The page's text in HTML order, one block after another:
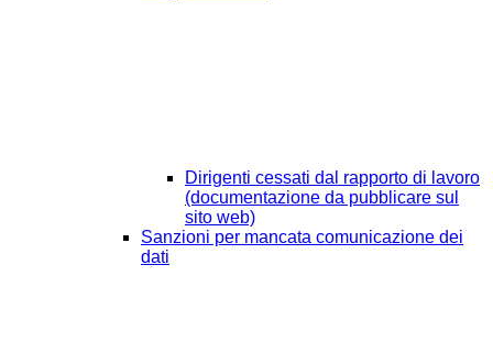
Dirigenti cessati dal rapporto di lavoro
(documentazione da pubblicare sul
sito web)
Sanzioni per mancata comunicazione dei
dati